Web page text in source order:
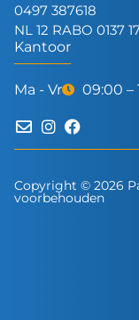
0497 387618
NL 12 RABO 0137
Kantoor
Ma - Vr 09:00 –
Copyright © 2026
voorbehouden